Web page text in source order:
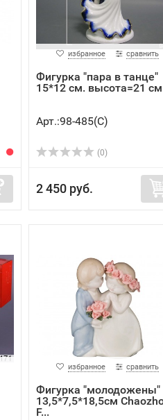
избранное сравнить
Фигурка "пара в танце"
15*12 см. высота=21
Арт.:98-485(C)
(0)
2 450 руб.
избранное сравнить
Фигурка "молодожены"
13,5*7,5*18,5см
F...